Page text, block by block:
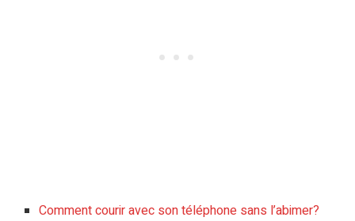
Comment courir avec son téléphone sans l’abimer?